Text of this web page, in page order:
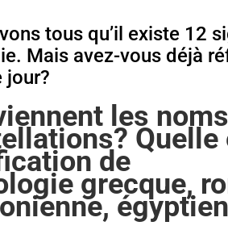
tous qu’il existe 12
Mais avez-vous déjà
jour?
les
Quelle
de
grecque,